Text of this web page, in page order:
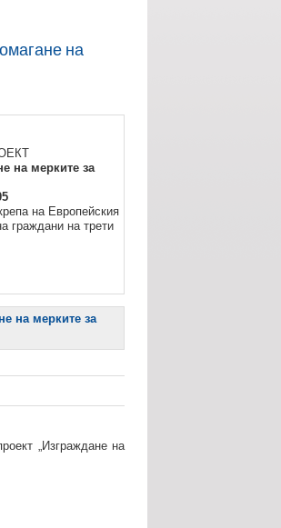
на
на мерките за
на Европейския
граждани на трети
на мерките за
„Изграждане на